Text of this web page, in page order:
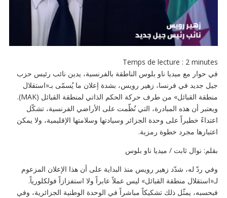
Temps de lecture : 2 minutes
في حوار مع ميديا ناو بلوس الناطقة بالفرنسية، يدين نائب رئيس حزب
جيل جديد في فرنسا، زهير رويس، بشدة إعلان ما يُسمّى بـ«استقلال
منطقة القبائل» من طرف حركة الحكم الذاتي لمنطقة القبائل (MAK).
ويعتبر أن هذه المبادرة، التي نُظّمت على الأراضي الفرنسية، تشكّل
اعتداءً خطيراً على وحدة الجزائر وسيادتها وسلامتها الإقليمية، ولا يمكن
اعتبارها مجرد خطوة رمزية.
بقلم: نوال ثابت / ميديا ناو بلوس
وفي ردّ له، شدّد زهير رويس منذ البداية على أن هذا الإعلان المزعوم
لـ«استقلال منطقة القبائل» ليس عملاً عابراً ولا استفزازاً فولكلورياً.
فبحسبه، يمثّل ذلك تشكيكاً مباشراً في الوحدة الوطنية الجزائرية، وفي